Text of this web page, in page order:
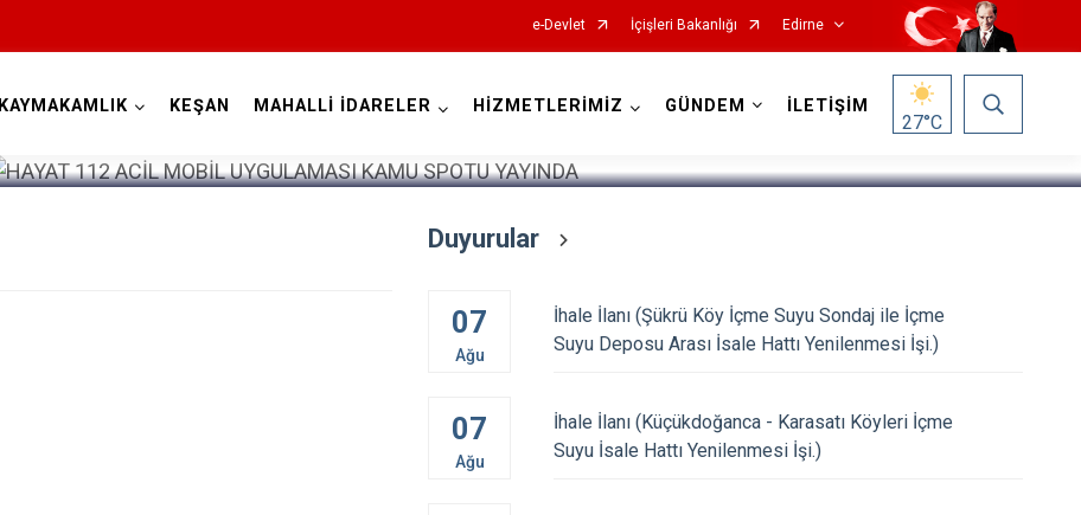
e-Devlet İçişleri Bakanlığı Edirne
Enez
İpsala
Keşan
KAYMAKAMLIK KEŞAN MAHALLİ İDARELER HİZMETLERİMİZ GÜNDEM İLETİŞİM
27°C
Duyurular
07
Ağu
İhale İlanı (Şükrü Köy İçme Suyu Sondaj ile İçme
Suyu Deposu Arası İsale Hattı Yenilenmesi İşi.)
07
Ağu
İhale İlanı (Küçükdoğanca - Karasatı Köyleri İçme
Suyu İsale Hattı Yenilenmesi İşi.)